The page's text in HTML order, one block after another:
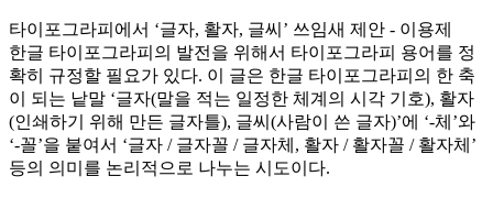
타이포그라피에서 ‘글자, 활자, 글씨’ 쓰임새 제안 - 이용제
한글 타이포그라피의 발전을 위해서 타이포그라피 용어를 정
확히 규정할 필요가 있다. 이 글은 한글 타이포그라피의 한 축
이 되는 낱말 ‘글자(말을 적는 일정한 체계의 시각 기호), 활자
(인쇄하기 위해 만든 글자틀), 글씨(사람이 쓴 글자)’에 ‘-체’와
‘-꼴’을 붙여서 ‘글자 / 글자꼴 / 글자체, 활자 / 활자꼴 / 활자체’
등의 의미를 논리적으로 나누는 시도이다.